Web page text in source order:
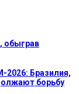
обыграв
Бразилия,
борьбу